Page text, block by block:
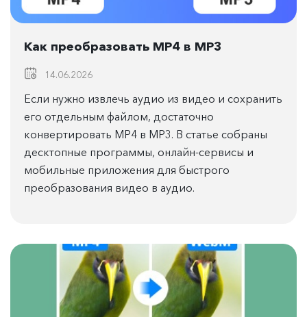
Как преобразовать MP4 в MP3
14.06.2026
Если нужно извлечь аудио из видео и сохранить
его отдельным файлом, достаточно
конвертировать MP4 в MP3. В статье собраны
десктопные программы, онлайн-сервисы и
мобильные приложения для быстрого
преобразования видео в аудио.